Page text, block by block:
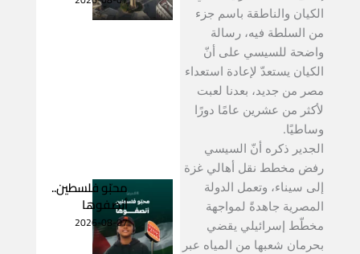
الكيان والناطقة باسم جزء
من السلطة فيه، رسالة
واضحة للسيسي على أنّ
الكيان يستعدّ لإعادة استعداء
مصر من جديد، بعدنا لعبت
لأكثر من عشرين عامًا دورًا
وساطيًا.
الجدير ذكره أنّ السيسي
رفض مخطط نقل أهالي غزة
إلى سيناء، وتعمل الدولة
المصرية جاهدةً لمواجهة
مخطّط إسرائيلي يقضي
بحرمان شعبها من المياه عبر
محبّو فلسطين..
أنصفوها
2026-08-07